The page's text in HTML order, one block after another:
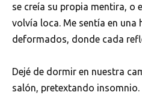
se creía su propia mentira, o
volvía loca. Me sentía en una
deformados, donde cada
Dejé de dormir en nuestra
salón, pretextando